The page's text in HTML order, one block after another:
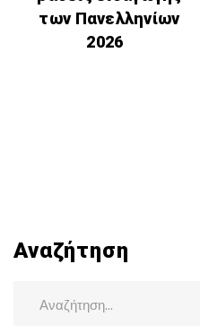
των Πανελληνίων
2026
Αναζήτηση